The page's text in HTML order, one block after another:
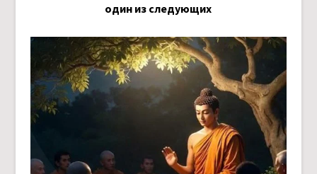
один из следующих